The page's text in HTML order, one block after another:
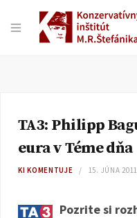
TA3: Philipp
eura v Téme dňa
KI KOMENTUJE 15. JÚNA 2011
Pozrite si